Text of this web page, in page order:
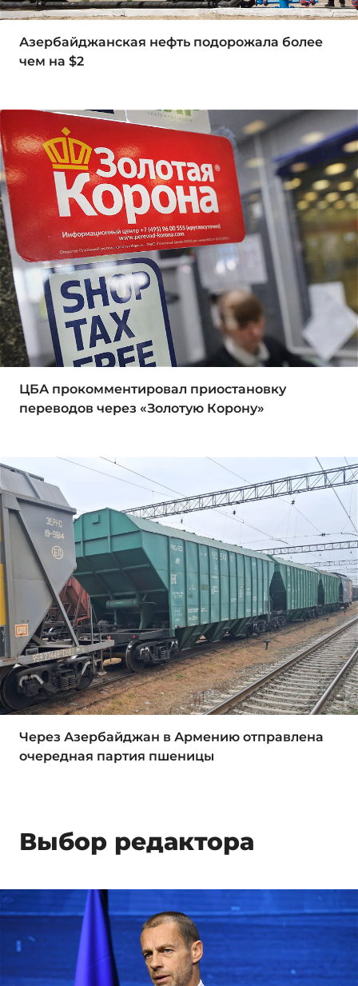
Азербайджанская нефть подорожала более
чем на $2
ЦБА прокомментировал приостановку
переводов через «Золотую Корону»
Через Азербайджан в Армению отправлена
очередная партия пшеницы
Выбор редактора